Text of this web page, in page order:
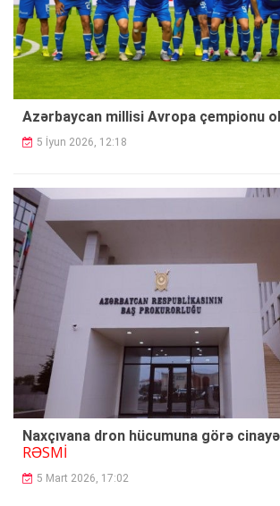
Azərbaycan millisi Avropa çempionu
5 İyun 2026, 12:18
Naxçıvana dron hücumuna görə
RƏSMİ
5 Mart 2026, 17:02